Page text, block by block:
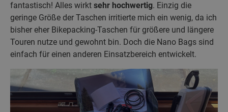
fantastisch! Alles wirkt sehr hochwertig. Einzig die
geringe Größe der Taschen irritierte mich ein wenig, da ich
bisher eher Bikepacking-Taschen für größere und längere
Touren nutze und gewohnt bin. Doch die Nano Bags sind
einfach für einen anderen Einsatzbereich entwickelt.